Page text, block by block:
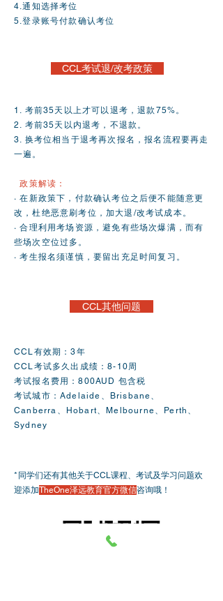
4.通知选择考位
5.登录账号付款确认考位
CCL考试退/改考政策
1. 考前35天以上才可以退考，退款75%。
2. 考前35天以内退考，不退款。
3. 换考位相当于退考再次报名，报名流程要再走
一遍。
政策解读：
· 在新政策下，付款确认考位之后便不能随意更
改，杜绝恶意刷考位，加大退/改考试成本。
· 合理利用考场资源，避免有些场次爆满，而有
些场次空位过多。
· 考生报名须谨慎，要留出充足时间复习。
CCL其他问题
CCL有效期：3年
​CCL考试多久出成绩：8-10周
考试报名费用：800AUD 包含税
​考试城市：Adelaide、Brisbane、
Canberra、Hobart、Melbourne、Perth、
Sydney
* 同学们还有其他关于CCL课程、考试及学习问题欢
迎添加TheOne泽远教育官方微信咨询哦！